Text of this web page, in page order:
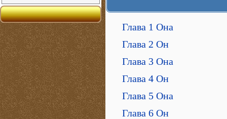
Глава 1 Она
Глава 2 Он
Глава 3 Она
Глава 4 Он
Глава 5 Она
Глава 6 Он